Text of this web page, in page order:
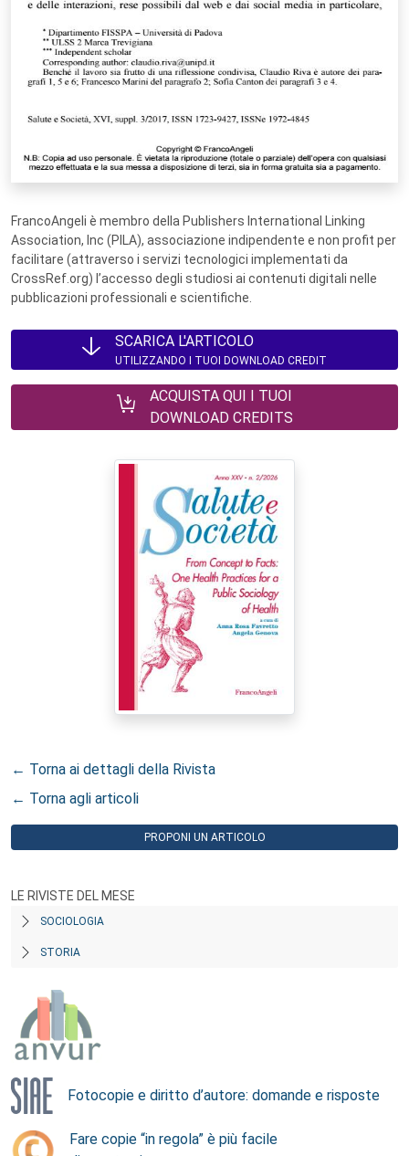
FrancoAngeli è membro della Publishers International Linking
Association, Inc (PILA), associazione indipendente e non profit per
facilitare (attraverso i servizi tecnologici implementati da
CrossRef.org) l’accesso degli studiosi ai contenuti digitali nelle
pubblicazioni professionali e scientifiche.
SCARICA L'ARTICOLO
UTILIZZANDO I TUOI DOWNLOAD CREDIT
ACQUISTA QUI I TUOI
DOWNLOAD CREDITS
← Torna ai dettagli della Rivista
← Torna agli articoli
PROPONI UN ARTICOLO
LE RIVISTE DEL MESE
SOCIOLOGIA
STORIA
Fotocopie e diritto d’autore: domande e risposte
Fare copie “in regola” è più facile